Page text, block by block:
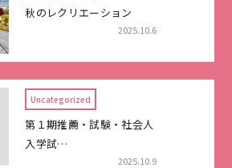
秋のレクリエーション
2025.10.6
Uncategorized
第１期推薦・試験・社会人
入学試…
2025.10.9